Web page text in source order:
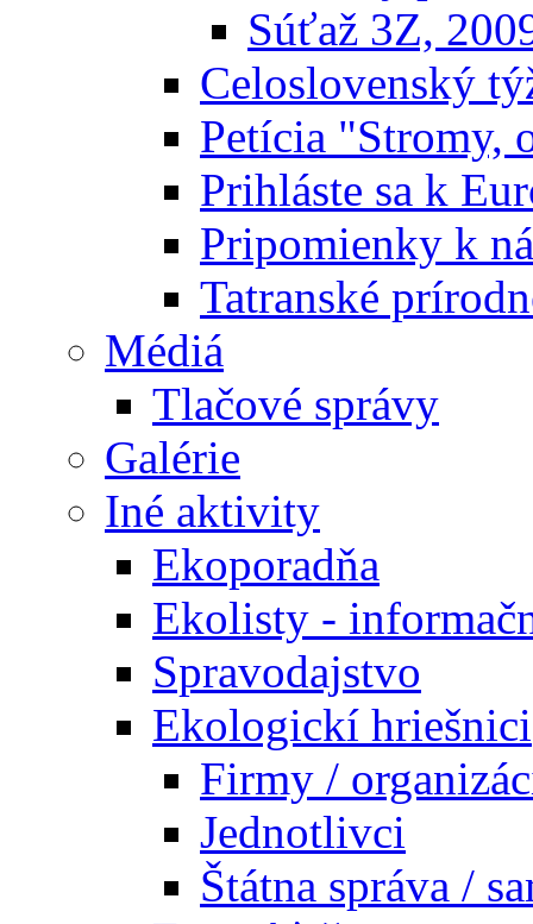
Súťaž 3Z,
Celoslovenský
Petícia "Stromy,
Prihláste sa k
Pripomienky k
Tatranské
Médiá
Tlačové správy
Galérie
Iné aktivity
Ekoporadňa
Ekolisty -
Spravodajstvo
Ekologickí hriešnici
Firmy /
Jednotlivci
Štátna správa /